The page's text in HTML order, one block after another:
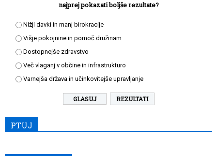
najprej pokazati boljše rezultate?
Nižji davki in manj birokracije
Višje pokojnine in pomoč družinam
Dostopnejše zdravstvo
Več vlaganj v občine in infrastrukturo
Varnejša država in učinkovitejše upravljanje
REZULTATI
PTUJ